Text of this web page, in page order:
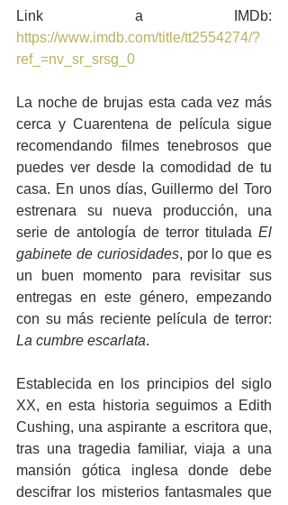
https://www.imdb.com/title/tt2554274/?
ref_=nv_sr_srsg_0
La noche de brujas esta cada vez más
cerca y Cuarentena de película sigue
recomendando filmes tenebrosos que
puedes ver desde la comodidad de tu
casa. En unos días, Guillermo del Toro
estrenara su nueva producción, una
serie de antología de terror titulada El
gabinete de curiosidades, por lo que es
un buen momento para revisitar sus
entregas en este género, empezando
La cumbre escarlata.
Establecida en los principios del siglo
XX, en esta historia seguimos a Edith
Cushing, una aspirante a escritora que,
tras una tragedia familiar, viaja a una
mansión gótica inglesa donde debe
descifrar los misterios fantasmales que